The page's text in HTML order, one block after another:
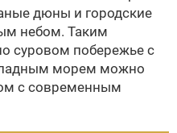
дюны и городские
небом. Таким
суровом побережье с
морем можно
с современным